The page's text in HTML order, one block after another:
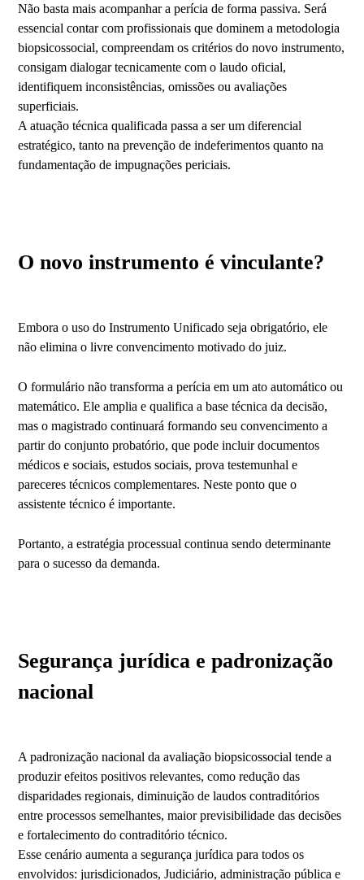
Não basta mais acompanhar a perícia de forma passiva. Será
essencial contar com profissionais que dominem a metodologia
biopsicossocial, compreendam os critérios do novo instrumento,
consigam dialogar tecnicamente com o laudo oficial,
identifiquem inconsistências, omissões ou avaliações
superficiais.
A atuação técnica qualificada passa a ser um diferencial
estratégico, tanto na prevenção de indeferimentos quanto na
fundamentação de impugnações periciais.
O novo instrumento é vinculante?
Embora o uso do Instrumento Unificado seja obrigatório, ele
não elimina o livre convencimento motivado do juiz.
O formulário não transforma a perícia em um ato automático ou
matemático. Ele amplia e qualifica a base técnica da decisão,
mas o magistrado continuará formando seu convencimento a
partir do conjunto probatório, que pode incluir documentos
médicos e sociais, estudos sociais, prova testemunhal e
pareceres técnicos complementares. Neste ponto que o
assistente técnico é importante.
Portanto, a estratégia processual continua sendo determinante
para o sucesso da demanda.
Segurança jurídica e padronização
nacional
A padronização nacional da avaliação biopsicossocial tende a
produzir efeitos positivos relevantes, como redução das
disparidades regionais, diminuição de laudos contraditórios
entre processos semelhantes, maior previsibilidade das decisões
e fortalecimento do contraditório técnico.
Esse cenário aumenta a segurança jurídica para todos os
envolvidos: jurisdicionados, Judiciário, administração pública e